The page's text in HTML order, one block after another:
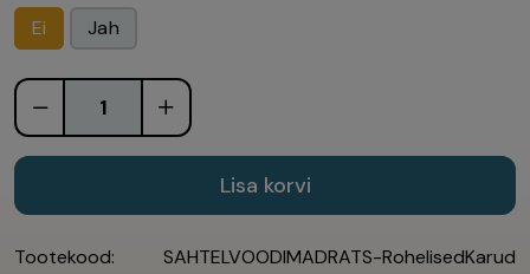
Ei Jah
Lisa korvi
Tootekood:
SAHTELVOODIMADRATS-RohelisedKarud